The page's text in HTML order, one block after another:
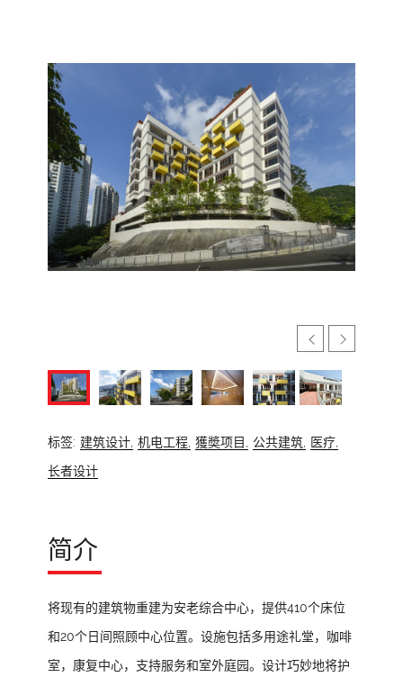
标签: 建筑设计, 机电工程, 獲奬项目, 公共建筑,
医疗,
长者设计
简介
将现有的建筑物重建为安老综合中心，提供410个床位
和20个日间照顾中心位置。设施包括多用途礼堂，咖啡
室，康复中心，支持服务和室外庭园。设计巧妙地将护